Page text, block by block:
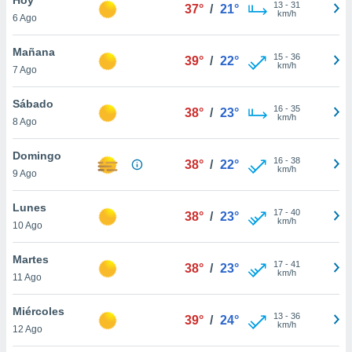
y
en
más
de
6 Ago
37° / 21° 13- 31
km/h
Mañana
7 Ago
39° / 22° 15- 36
km/h
Sábado
8 Ago
38° / 23° 16- 35
km/h
Domingo
9 Ago
38° / 22° 16- 38
km/h
Lunes
10 Ago
38° / 23° 17- 40
km/h
Martes
11 Ago
38° / 23° 17- 41
km/h
Miércoles
12 Ago
39° / 24° 13- 36
km/h